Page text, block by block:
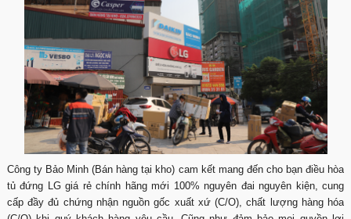
Công ty Bảo Minh (Bán hàng tại kho) cam kết mang đến cho bạn điều hòa
tủ đứng LG giá rẻ chính hãng mới 100% nguyên đai nguyên kiện, cung
cấp đầy đủ chứng nhận nguồn gốc xuất xứ (C/O), chất lượng hàng hóa